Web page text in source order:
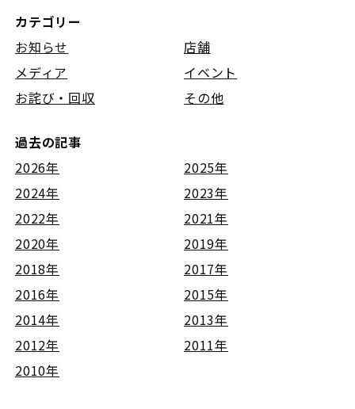
カテゴリー
お知らせ
店舗
メディア
イベント
お詫び・回収
その他
過去の記事
2026年
2025年
2024年
2023年
2022年
2021年
2020年
2019年
2018年
2017年
2016年
2015年
2014年
2013年
2012年
2011年
2010年